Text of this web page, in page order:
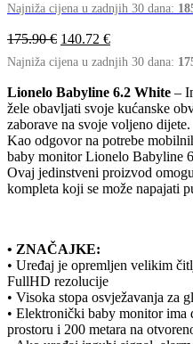
Najniža cijena u zadnjih 30 dana:
175.90€ 140.72 €
Najniža cijena u zadnjih 30 dana:
Lionelo Babyline 6.2 White –
žele obavljati svoje kućanske
zaborave na svoje voljeno dijete.
Kao odgovor na potrebe
baby monitor Lionelo Babyline
Ovaj jedinstveni proizvod
kompleta koji se može napajati
• ZNAČAJKE:
• Uređaj je opremljen velikim
FullHD rezolucije
• Visoka stopa osvježavanja za
• Elektronički baby monitor ima
prostoru i 200 metara na